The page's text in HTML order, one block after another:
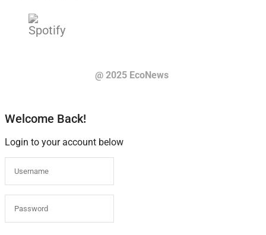
@ 2025 EcoNews
Welcome Back!
Login to your account below